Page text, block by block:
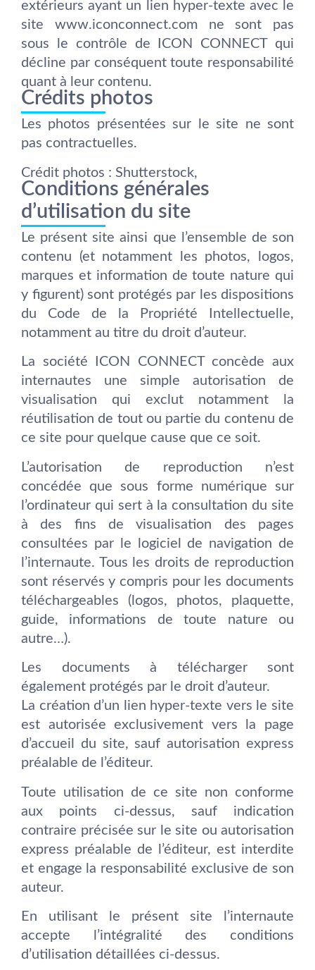
extérieurs ayant un lien hyper-texte avec le
site www.iconconnect.com ne sont pas
sous le contrôle de ICON CONNECT qui
décline par conséquent toute responsabilité
quant à leur contenu.
Crédits photos
Les photos présentées sur le site ne sont
pas contractuelles.
Crédit photos : Shutterstock,
Conditions générales
d’utilisation du site
Le présent site ainsi que l’ensemble de son
contenu (et notamment les photos, logos,
marques et information de toute nature qui
y figurent) sont protégés par les dispositions
du Code de la Propriété Intellectuelle,
notamment au titre du droit d’auteur.
La société ICON CONNECT concède aux
internautes une simple autorisation de
visualisation qui exclut notamment la
réutilisation de tout ou partie du contenu de
ce site pour quelque cause que ce soit.
L’autorisation de reproduction n’est
concédée que sous forme numérique sur
l’ordinateur qui sert à la consultation du site
à des fins de visualisation des pages
consultées par le logiciel de navigation de
l’internaute. Tous les droits de reproduction
sont réservés y compris pour les documents
téléchargeables (logos, photos, plaquette,
guide, informations de toute nature ou
autre…).
Les documents à télécharger sont
également protégés par le droit d’auteur.
La création d’un lien hyper-texte vers le site
est autorisée exclusivement vers la page
d’accueil du site, sauf autorisation express
préalable de l’éditeur.
Toute utilisation de ce site non conforme
aux points ci-dessus, sauf indication
contraire précisée sur le site ou autorisation
express préalable de l’éditeur, est interdite
et engage la responsabilité exclusive de son
auteur.
En utilisant le présent site l’internaute
accepte l’intégralité des conditions
d’utilisation détaillées ci-dessus.